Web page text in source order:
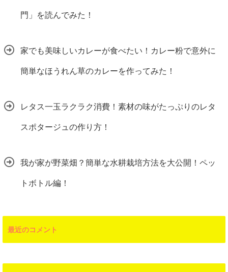
門」を読んでみた！
家でも美味しいカレーが食べたい！カレー粉で意外に
簡単なほうれん草のカレーを作ってみた！
レタス一玉ラクラク消費！素材の味がたっぷりのレタ
スポタージュの作り方！
我が家が野菜畑？簡単な水耕栽培方法を大公開！ペッ
トボトル編！
最近のコメント